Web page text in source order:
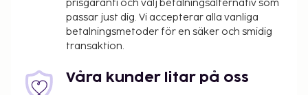
terrassen och trädgården. Detta hotell har även
gratis wi-fi och conciergetjänster. Du kan äta på
hotellets restaurang, eller ta det lugnt på rummet
med deras rumsservice. Här erbjuds en gratis
kontinental frukost dagligen mellan 07.00 och
09.30.
prisgaranti och välj betalningsalternativ som
passar just dig. Vi accepterar alla vanliga
betalningsmetoder för en säker och smidig
transaktion.
Våra kunder litar på oss